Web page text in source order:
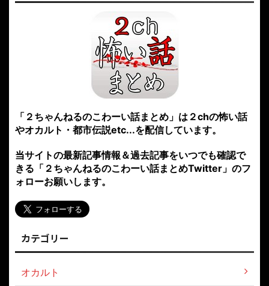
「２ちゃんねるのこわーい話まとめ」は２chの怖い話
やオカルト・都市伝説etc...を配信しています。
当サイトの最新記事情報＆過去記事をいつでも確認で
きる「２ちゃんねるのこわーい話まとめTwitter」のフ
ォローお願いします。
カテゴリー
オカルト